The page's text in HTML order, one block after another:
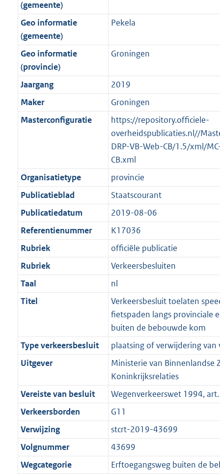
(gemeente)
Geo informatie
(gemeente)
Pekela
Geo informatie
(provincie)
Groningen
Jaargang
2019
Maker
Groningen
Masterconfiguratie
https://repository.officiele-
overheidspublicaties.nl//
DRP-VB-Web-CB/1.5/xml/
CB.xml
Organisatietype
provincie
Publicatieblad
Staatscourant
Publicatiedatum
2019-08-06
Referentienummer
K17036
Rubriek
officiële publicatie
Rubriek
Verkeersbesluiten
Taal
nl
Titel
Verkeersbesluit toelaten
fietspaden langs provinciale
buiten de bebouwde kom
Type verkeersbesluit
plaatsing of verwijdering van
Uitgever
Ministerie van Binnenlandse
Koninkrijksrelaties
Vereiste van besluit
Wegenverkeerswet 1994,
Verkeersborden
G11
Verwijzing
stcrt-2019-43699
Volgnummer
43699
Wegcategorie
Erftoegangsweg buiten de